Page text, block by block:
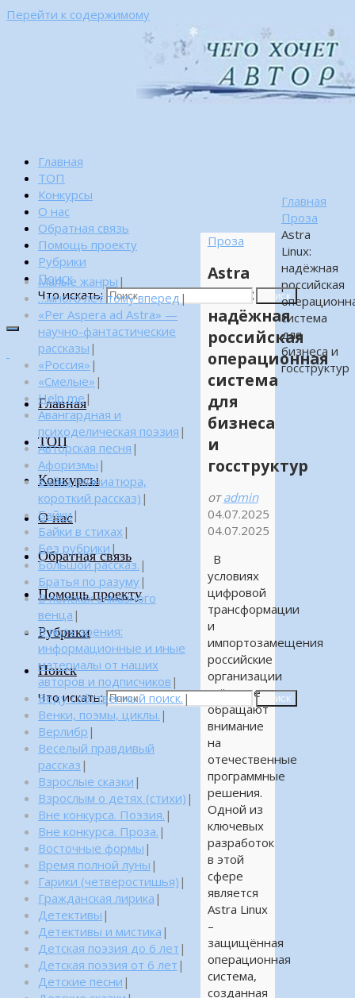
Перейти к содержимому
Главная
ТОП
Конкурсы
О нас
Обратная связь
Помощь проекту
Рубрики
Поиск
Что искать:
Поиск
Главная
ТОП
Конкурсы
О нас
Обратная связь
Помощь проекту
Рубрики
Поиск
Что искать: Поиск
Главная
Проза
Astra
Linux:
надёжная
российская
система
для
бизнеса и
госструктур
Проза
Astra
Linux:
надёжная
российская
операционная
система
для
бизнеса
и
госструктур
от admin
04.07.2025
04.07.2025
В
условиях
цифровой
трансформации
и
импортозамещения
российские
организации
всё чаще
обращают
внимание
на
отечественные
программные
решения.
Одной из
ключевых
разработок
в этой
сфере
является
Astra Linux
–
защищённая
операционная
система,
созданная
Малые жанры |
…много лет тому вперед |
«Per Aspera ad Astra» —
научно-фантастические
рассказы |
«Россия» |
«Смелые» |
Help me|
Авангардная и
психоделическая поэзия |
Авторская песня |
Афоризмы |
Байка (миниатюра,
короткий рассказ) |
Байки|
Байки в стихах |
Без рубрики |
Большой рассказ. |
Братья по разуму|
В поисках алмазного
венца |
В поле зрения:
информационные и иные
материалы от наших
авторов и подписчиков |
Веду собственный поиск. |
Венки, поэмы, циклы. |
Верлибр |
Веселый правдивый
рассказ |
Взрослые сказки |
Взрослым о детях (стихи) |
Вне конкурса. Поэзия. |
Вне конкурса. Проза. |
Восточные формы |
Время полной луны |
Гарики (четверостишья) |
Гражданская лирика |
Детективы |
Детективы и мистика |
Детская поэзия до 6 лет |
Детская поэзия от 6 лет |
Детские песни |